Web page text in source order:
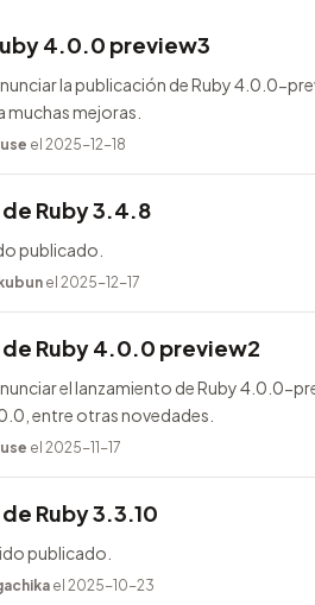
4.0.0 preview3
la publicación de Ruby 4.0.0-
muchas mejoras.
el 2025-12-18
Ruby 3.4.8
publicado.
el 2025-12-17
Ruby 4.0.0 preview2
el lanzamiento de Ruby 4.0.0-
entre otras novedades.
el 2025-11-17
Ruby 3.3.10
publicado.
el 2025-10-23